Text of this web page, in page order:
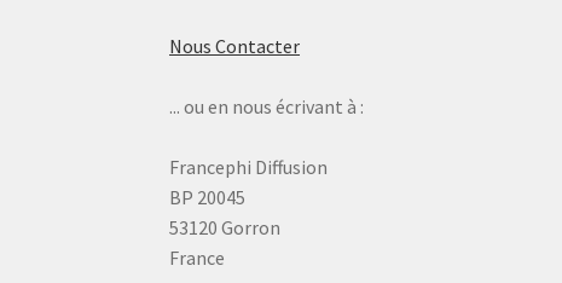
Nous Contacter
... ou en nous écrivant à :
Francephi Diffusion
BP 20045
53120 Gorron
France